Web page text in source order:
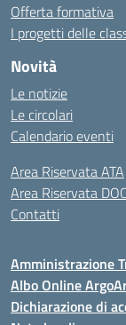
Offerta formativa
I progetti delle
Novità
Le notizie
Le circolari
Calendario eventi
Area Riservata ATA
Area Riservata
Contatti
Amministrazione
Albo Online Argo
Dichiarazione di